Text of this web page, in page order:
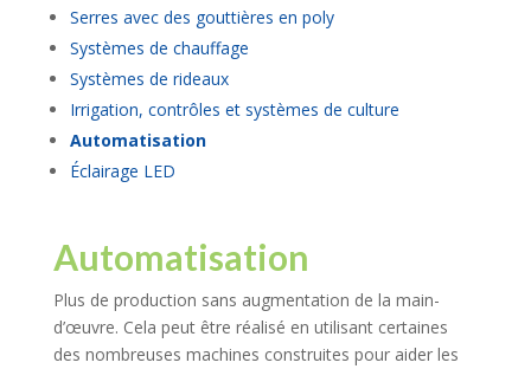
Serres avec des gouttières en poly
Systèmes de chauffage
Systèmes de rideaux
Irrigation, contrôles et systèmes de culture
Automatisation
Éclairage LED
Automatisation
Plus de production sans augmentation de la main-
d’œuvre. Cela peut être réalisé en utilisant certaines
des nombreuses machines construites pour aider les